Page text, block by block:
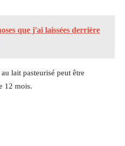
que j'ai laissées derrière
lait pasteurisé peut être
12 mois.